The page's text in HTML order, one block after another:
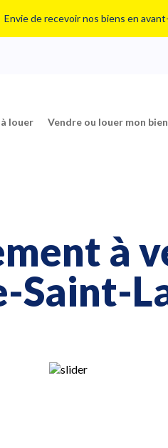
Envie de recevoir nos biens en
louer Vendre ou louer mon bien
à
Saint-